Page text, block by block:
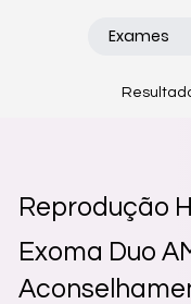
Reprodução
Exoma Duo